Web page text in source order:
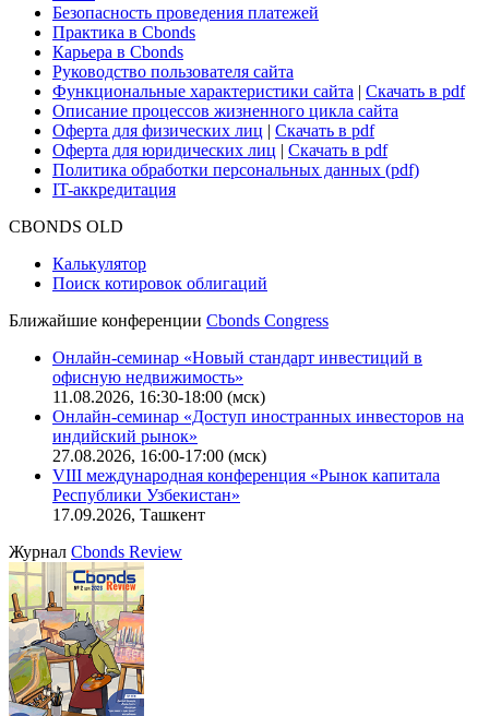
Поддержка
Для клиентов
О нас
Безопасность проведения платежей
Практика в Cbonds
Карьера в Cbonds
Руководство пользователя сайта
Функциональные характеристики сайта|Скачать в pdf
Описание процессов жизненного цикла сайта
Оферта для юридических лиц
IT-аккредитация
Поиск котировок облигаций
Ближайшие конференцииCbonds Congress
Онлайн-семинар «Новый стандарт инвестиций в
офисную недвижимость»
11.08.2026, 16:30-18:00 (мск)
Онлайн-семинар «Доступ иностранных инвесторов на
индийский рынок»
VIII международная конференция «Рынок капитала
Республики Узбекистан»
17.09.2026, Ташкент
ЖурналCbonds Review